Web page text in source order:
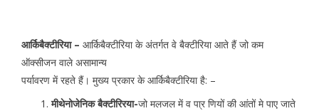
आर्किबैक्टीरिया – आर्किबैक्टीरिया के अंतर्गत वे बैक्टीरिया आते हैं जो कम
ऑक्सीजन वाले असामान्य
पर्यावरण में रहते हैं। मुख्य प्रकार के आर्किबैक्टीरिया है: –
मीथेनोजेनिक बैक्टीरिरया-जो मलजल में व पा्र णियों की आंतों मे पाए जाते